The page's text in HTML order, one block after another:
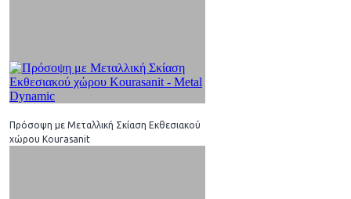
Πρόσοψη με Μεταλλική Σκίαση Eκθεσιακού
χώρου Kourasanit